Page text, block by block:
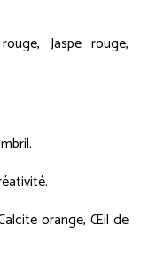
Jaspe rouge,
orange, Œil de